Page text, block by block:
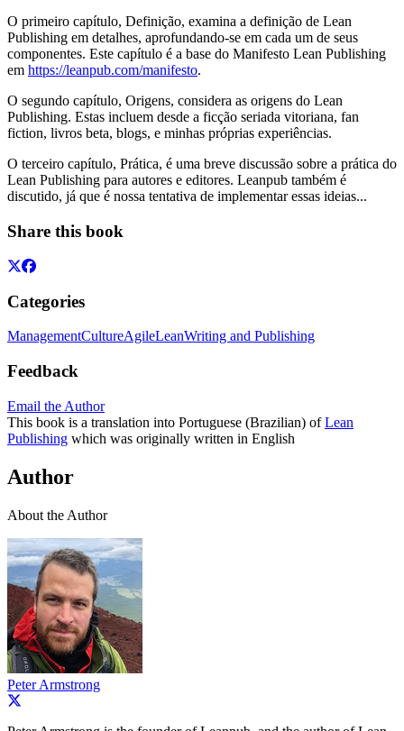
O primeiro capítulo, Definição, examina a definição de Lean
Publishing em detalhes, aprofundando-se em cada um de seus
componentes. Este capítulo é a base do Manifesto Lean Publishing
em https://leanpub.com/manifesto.
O segundo capítulo, Origens, considera as origens do Lean
Publishing. Estas incluem desde a ficção seriada vitoriana, fan
fiction, livros beta, blogs, e minhas próprias experiências.
O terceiro capítulo, Prática, é uma breve discussão sobre a prática do
Lean Publishing para autores e editores. Leanpub também é
discutido, já que é nossa tentativa de implementar essas ideias...
Share this book
Categories
ManagementCultureAgileLeanWriting and Publishing
Feedback
Email the Author
This book is a translation into Portuguese (Brazilian) ofLean
Publishing which was originally written in English
Author
About the Author
Peter Armstrong